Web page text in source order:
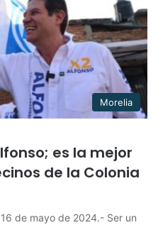
Morelia
es la mejor
de la Colonia
de mayo de 2024.- Ser un